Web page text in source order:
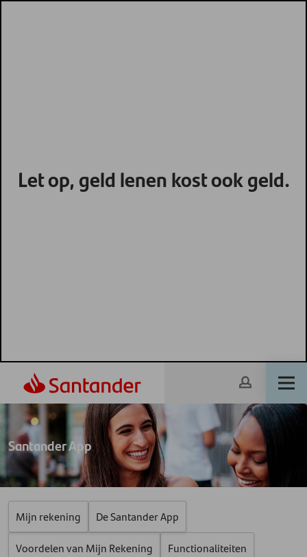
Let op, geld lenen kost ook geld.
Santander App
Mijn rekening
De Santander App
Voordelen van Mijn Rekening
Functionaliteiten